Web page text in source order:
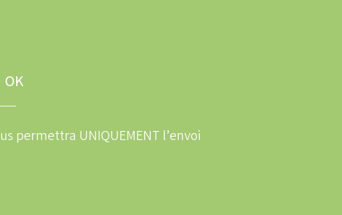
permettra UNIQUEMENT l’envoi